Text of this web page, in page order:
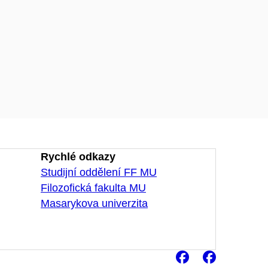
Rychlé odkazy
Studijní oddělení FF MU
Filozofická fakulta MU
Masarykova univerzita
Facebook